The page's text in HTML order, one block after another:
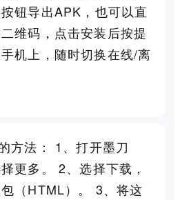
钮导出APK，也可以直
维码，点击安装后按提
机上，随时切换在线/离
方法： 1、打开墨刀
更多。 2、选择下载，
（HTML）。 3、将这